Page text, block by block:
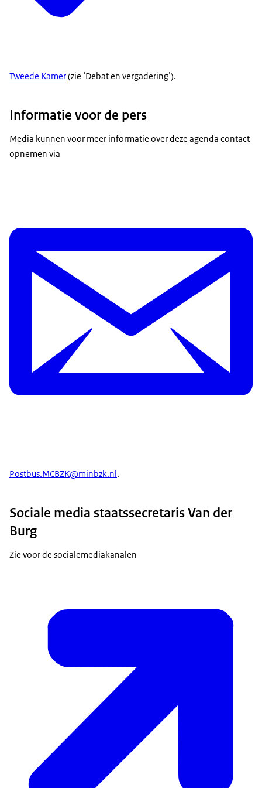
Tweede Kamer(zie ‘Debat en vergadering’).
Informatie voor de pers
Media kunnen voor meer informatie over deze agenda contact
opnemen via
Postbus.MCBZK@minbzk.nl .
Sociale media staatssecretaris Van der
Burg
Zie voor de socialemediakanalen